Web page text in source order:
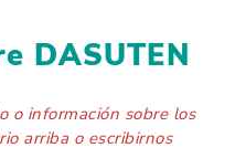
DASUTEN
o información sobre los
arriba o escribirnos